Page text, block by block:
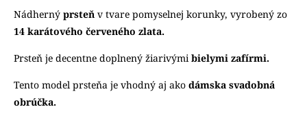
Nádherný prsteň v tvare pomyselnej korunky, vyrobený zo
14 karátového červeného zlata.
Prsteň je decentne doplnený žiarivýmibielymi zafírmi.
Tento model prsteňa je vhodný aj ako dámska svadobná
obrúčka.